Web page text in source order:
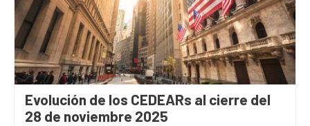
Evolución de los CEDEARs al cierre del
28 de noviembre 2025